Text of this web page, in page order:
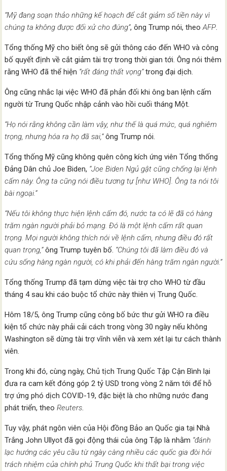
“Mỹ đang soạn thảo những kế hoạch để cắt giảm số tiền này vì
chúng ta không được đối xử cho đúng”, ông Trump nói, theoAFP
Tổng thống Mỹ cho biết ông sẽ gửi thông cáo đến WHO và công
bố quyết định về cắt giảm tài trợ trong thời gian tới. Ông nói thêm
rằng WHO đã thể hiện “rất đáng thất vọng”trong đại dịch.
Ông cũng nhắc lại việc WHO đã phản đối khi ông ban lệnh cấm
người từ Trung Quốc nhập cảnh vào hồi cuối tháng Một.
“Họ nói rằng không cần làm vậy, như thế là quá mức, quá nghiêm
trọng, nhưng hóa ra họ đã sai,”ông Trump nói.
Tổng thống Mỹ cũng không quên công kích ứng viên Tổng thống
Đảng Dân chủ Joe Biden, “Joe Biden Ngủ gật cũng chống lại lệnh
cấm này. Ông ta cũng nói điều tương tự [như WHO]. Ông ta nói tôi
bài ngoại.”
“Nếu tôi không thực hiện lệnh cấm đó, nước ta có lẽ đã có hàng
trăm ngàn người phải bỏ mạng. Đó là một lệnh cấm rất quan
trọng. Mọi người không thích nói về lệnh cấm, nhưng điều đó rất
quan trọng,”ông Trump tuyên bố. “Chúng tôi đã làm điều đó và
cứu sống hàng ngàn người, có khi phải đến hàng trăm ngàn người.”
Tổng thống Trump đã tạm dừng việc tài trợ cho WHO từ đầu
tháng 4 sau khi cáo buộc tổ chức này thiên vị Trung Quốc.
Hôm 18/5, ông Trump cũng công bố bức thư gửi WHO ra điều
kiện tổ chức này phải cải cách trong vòng 30 ngày nếu không
Washington sẽ dừng tài trợ vĩnh viễn và xem xét lại tư cách thành
viên.
Trong khi đó, cùng ngày, Chủ tịch Trung Quốc Tập Cận Bình lại
đưa ra cam kết đóng góp 2 tỷ USD trong vòng 2 năm tới để hỗ
trợ ứng phó dịch COVID-19, đặc biệt là cho những nước đang
phát triển, theoReuters
Tuy vậy, phát ngôn viên của Hội đồng Bảo an Quốc gia tại Nhà
Trắng John Ullyot đã gọi động thái của ông Tập là nhằm “đánh
lạc hướng các yêu cầu từ ngày càng nhiều các quốc gia đòi hỏi
trách nhiệm của chính phủ Trung Quốc khi thất bại trong việc